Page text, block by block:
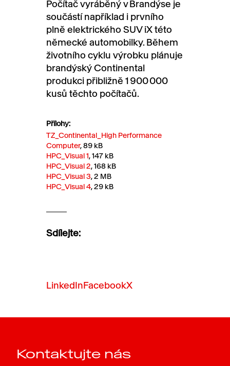
Počítač vyráběný v Brandýse je
součástí například i prvního
plně elektrického SUV iX této
německé automobilky. Během
životního cyklu výrobku plánuje
brandýský Continental
produkci přibližně 1 900 000
kusů těchto počítačů.
Přílohy:
TZ_Continental_High Performance
Computer, 89 kB
HPC_Visual 1, 147 kB
HPC_Visual 2, 168 kB
HPC_Visual 3, 2 MB
HPC_Visual 4, 29 kB
Sdílejte:
LinkedInFacebookX
Kontaktujte nás